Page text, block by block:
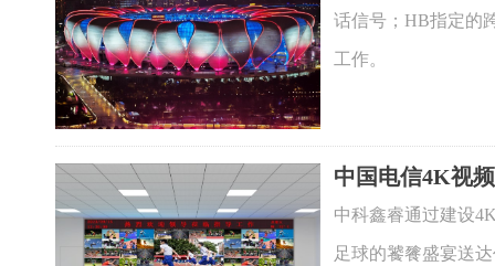
话信号；HB指定的
工作。
中国电信4K视
中科鑫睿通过建设
足球的饕餮盛宴送